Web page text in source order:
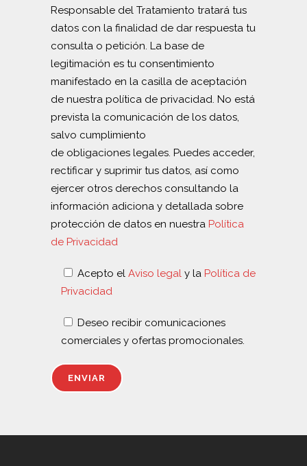
Responsable del Tratamiento tratará tus
datos con la finalidad de dar respuesta tu
consulta o petición. La base de
legitimación es tu consentimiento
manifestado en la casilla de aceptación
de nuestra política de privacidad. No está
prevista la comunicación de los datos,
salvo cumplimiento
de obligaciones legales. Puedes acceder,
rectificar y suprimir tus datos, así como
ejercer otros derechos consultando la
información adiciona y detallada sobre
protección de datos en nuestra Política
de Privacidad
Acepto el Aviso legal y la Política de
Privacidad
Deseo recibir comunicaciones
comerciales y ofertas promocionales.